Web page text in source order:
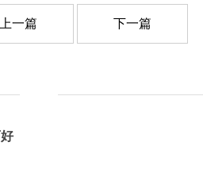
上一篇 下一篇